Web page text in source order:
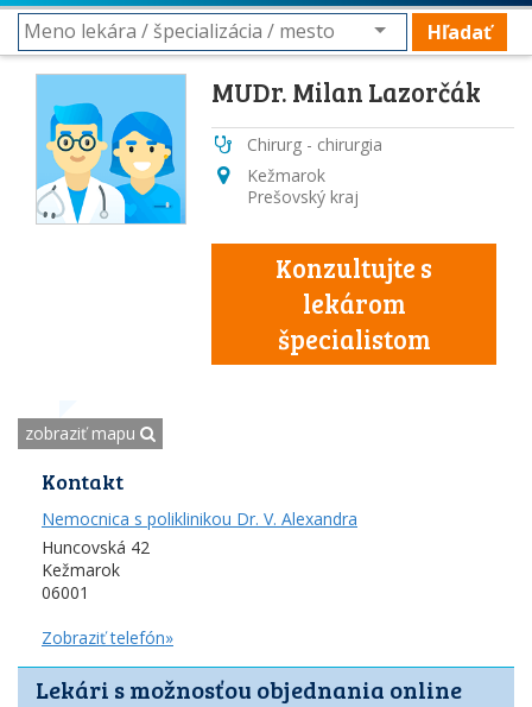
Hľadať
MUDr. Milan Lazorčák
Chirurg - chirurgia
Kežmarok
Prešovský kraj
Konzultujte s
lekárom
špecialistom
zobraziť mapu
Kontakt
Nemocnica s poliklinikou Dr. V. Alexandra
Huncovská 42
Kežmarok
06001
Zobraziť telefón»
Lekári s možnosťou objednania online